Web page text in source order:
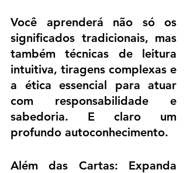
Você aprenderá não só os
significados tradicionais, mas
também técnicas de leitura
intuitiva, tiragens complexas e
a ética essencial para atuar
com responsabilidade e
sabedoria. E claro um
profundo autoconhecimento.
Além das Cartas: Expanda